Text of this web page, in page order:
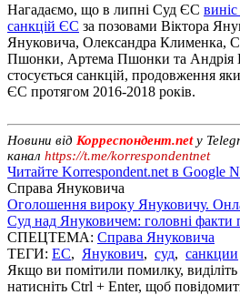
Нагадаємо, що в липні Суд ЄС
санкцій ЄС за позовами Віктора
Януковича, Олександра Клименка,
Пшонки, Артема Пшонки та Андрія
стосується санкцій, продовження
ЄС протягом 2016-2018 років.
Новини від Корреспондент.netу
канал https://t.me/korrespondentnet
Читайте Korrespondent.net в Google
Справа Януковича
Оголошення вироку Януковичу.
Суд над Януковичем: головні факти
СПЕЦТЕМА: Справа Януковича
ТЕГИ: ЕС, Янукович, суд, санкции
Якщо ви помітили помилку, виділіть
натисніть Ctrl + Enter, щоб